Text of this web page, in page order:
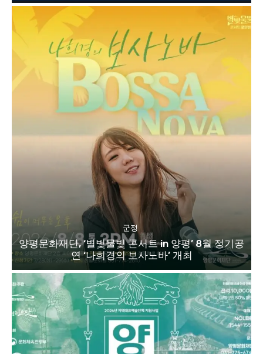
군정
양평문화재단, ‘별빛물빛 콘서트 in 양평’ 8월 정기공
연 ‘나희경의 보사노바’ 개최